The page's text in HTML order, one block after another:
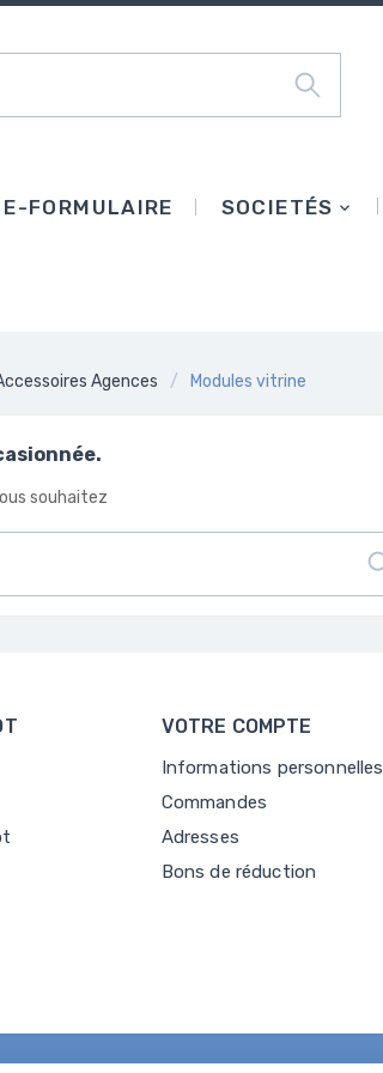
E-FORMULAIRE SOCIETÉS
Agences Modules vitrine
souhaitez
VOTRE COMPTE
Informations personnelles
Commandes
Adresses
Bons de réduction